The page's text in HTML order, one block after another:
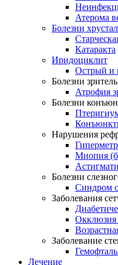
Атерома
Болезни
Катаракта
Иридоциклит
Острый и
Болезни
Атрофия
Болезни
Нарушения
Миопия
Болезни
Синдром
Заболевания
Окклюзия
Заболевание
Лечение